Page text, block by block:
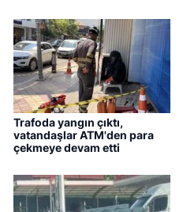
Trafoda yangın çıktı,
vatandaşlar ATM'den para
çekmeye devam etti